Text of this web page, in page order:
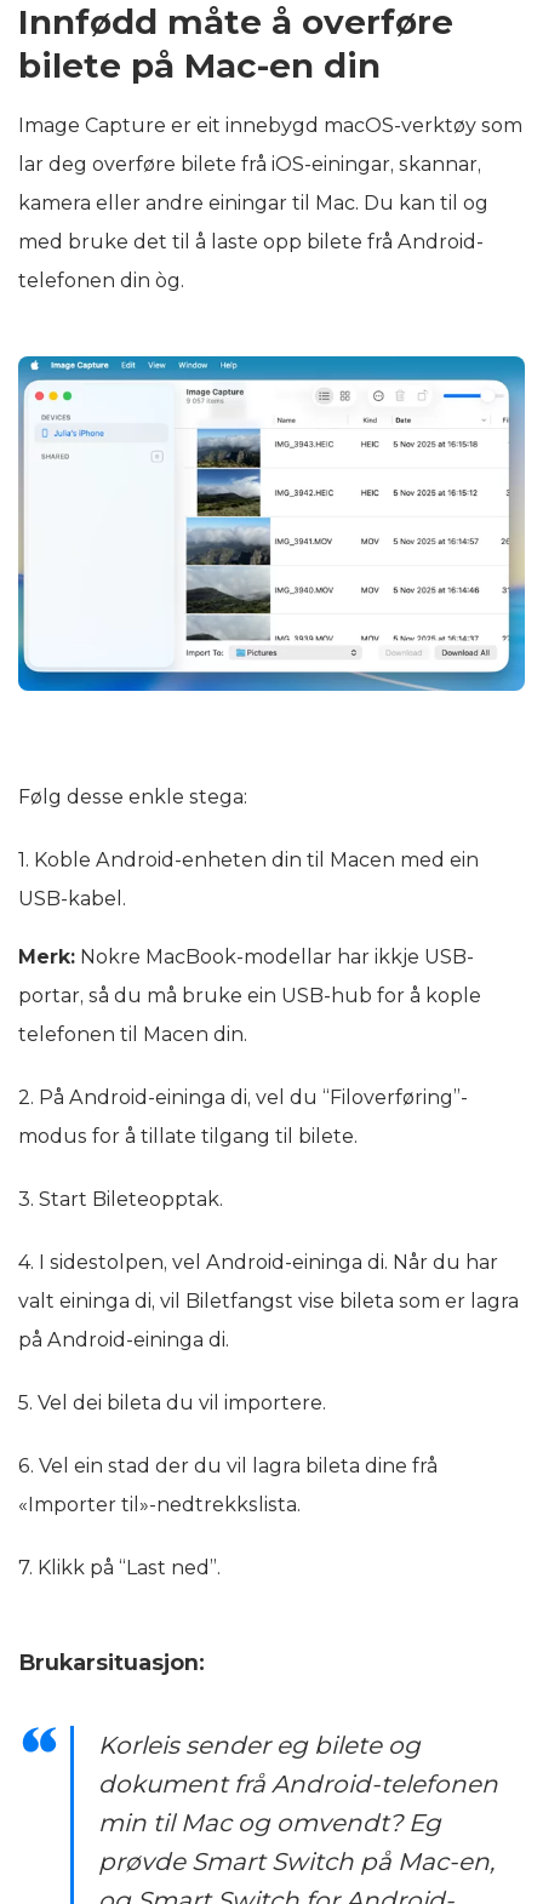
Innfødd måte å overføre
bilete på Mac-en din
Image Capture er eit innebygd macOS-verktøy som
lar deg overføre bilete frå iOS-einingar, skannar,
kamera eller andre einingar til Mac. Du kan til og
med bruke det til å laste opp bilete frå Android-
telefonen din òg.
Følg desse enkle stega:
1. Koble Android-enheten din til Macen med ein
USB-kabel.
Merk: Nokre MacBook-modellar har ikkje USB-
portar, så du må bruke ein USB-hub for å kople
telefonen til Macen din.
2. På Android-eininga di, vel du “Filoverføring”-
modus for å tillate tilgang til bilete.
3. Start Bileteopptak.
4. I sidestolpen, vel Android-eininga di. Når du har
valt eininga di, vil Biletfangst vise bileta som er lagra
på Android-eininga di.
5. Vel dei bileta du vil importere.
6. Vel ein stad der du vil lagra bileta dine frå
«Importer til»-nedtrekkslista.
7. Klikk på “Last ned”.
Brukarsituasjon:
Korleis sender eg bilete og
dokument frå Android-telefonen
min til Mac og omvendt? Eg
prøvde Smart Switch på Mac-en,